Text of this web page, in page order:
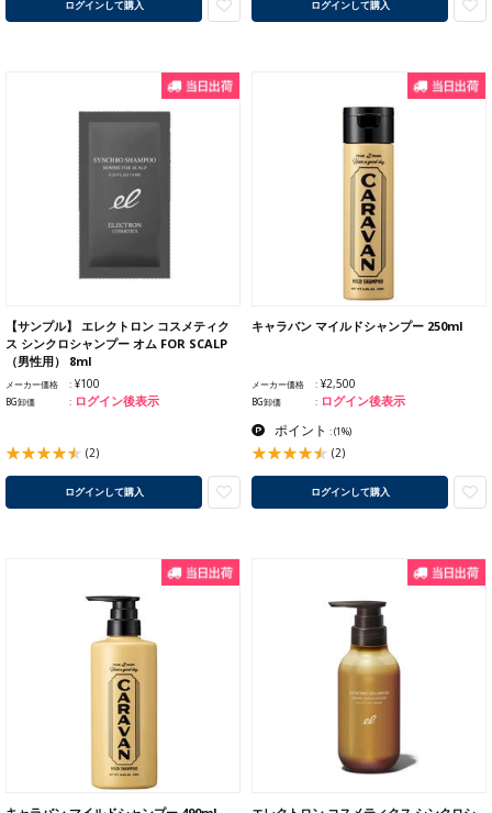
ログインして購入 ログインして購入
【サンプル】 エレクトロン コスメティク
ス シンクロシャンプー オム FOR SCALP
（男性用） 8ml
メーカー価格 ¥100
BG卸価 ログイン後表示
(2)
ログインして購入
キャラバン マイルドシャンプー 250ml
メーカー価格 ¥2,500
BG卸価 ログイン後表示
ポイント :(1%)
(2)
ログインして購入